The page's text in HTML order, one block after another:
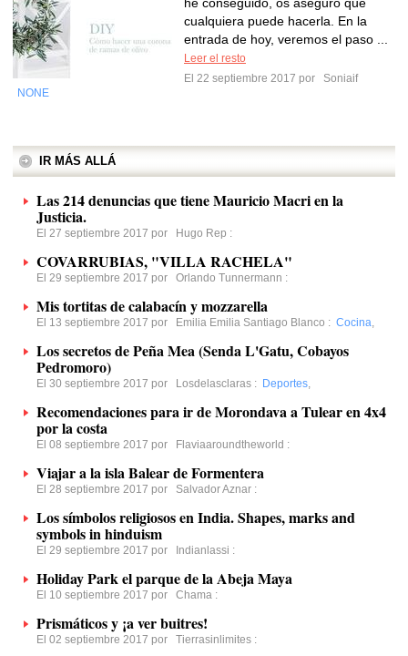
cualquiera puede hacerla. En la
entrada de hoy, veremos el paso ...
Leer el resto
El 22 septiembre 2017 por
Soniaif
NONE
IR MÁS ALLÁ
Las 214 denuncias que tiene Mauricio Macri en la
Justicia.
El 27 septiembre 2017 por Hugo Rep :
COVARRUBIAS, "VILLA RACHELA"
El 29 septiembre 2017 por Orlando Tunnermann :
Mis tortitas de calabacín y mozzarella
El 13 septiembre 2017 por Emilia Emilia Santiago Blanco : Cocina,
Los secretos de Peña Mea (Senda L'Gatu, Cobayos
Pedromoro)
El 30 septiembre 2017 por Losdelasclaras : Deportes,
Recomendaciones para ir de Morondava a Tulear en 4x4
por la costa
El 08 septiembre 2017 por Flaviaaroundtheworld :
Viajar a la isla Balear de Formentera
El 28 septiembre 2017 por Salvador Aznar :
Los símbolos religiosos en India. Shapes, marks and
symbols in hinduism
El 29 septiembre 2017 por Indianlassi :
Holiday Park el parque de la Abeja Maya
El 10 septiembre 2017 por Chama :
Prismáticos y ¡a ver buitres!
El 02 septiembre 2017 por Tierrasinlimites :